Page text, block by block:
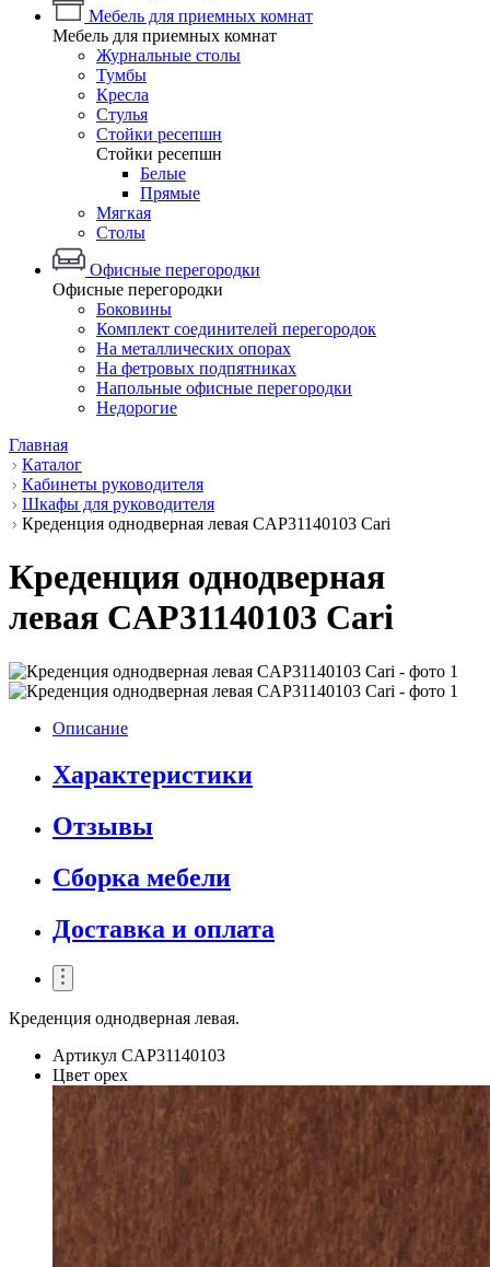
Мебель для приемных комнат
Мебель для приемных комнат
Журнальные столы
Тумбы
Кресла
Стулья
Стойки ресепшн
Стойки ресепшн
Белые
Прямые
Мягкая
Столы
Офисные перегородки
Офисные перегородки
Боковины
Комплект соединителей перегородок
На металлических опорах
На фетровых подпятниках
Напольные офисные перегородки
Недорогие
Главная
Каталог
Кабинеты руководителя
Шкафы для руководителя
Креденция однодверная левая CAP31140103 Cari
Креденция однодверная
левая CAP31140103 Cari
Описание
Характеристики
Отзывы
Сборка мебели
Доставка и оплата
Креденция однодверная левая.
Артикул CAP31140103
Цвет орех